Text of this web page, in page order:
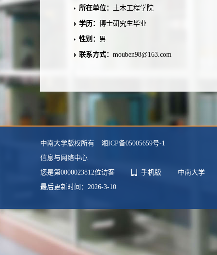
所在单位： 土木工程学院
学历： 博士研究生毕业
性别： 男
联系方式： mouben98@163.com
毕业院校： 九州大学
中南大学版权所有 湘ICP备05005659号-1
信息与网络中心
您是第0000023812位访客 手机版
中南大学
最后更新时间： 2026-3-10